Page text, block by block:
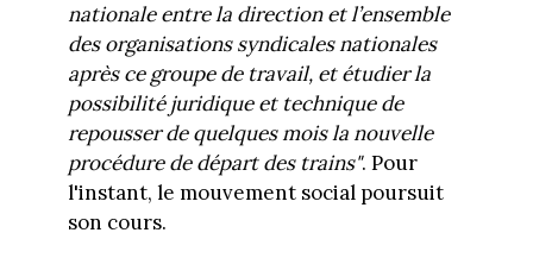
nationale entre la direction et l’ensemble
des organisations syndicales nationales
après ce groupe de travail, et étudier la
possibilité juridique et technique de
repousser de quelques mois la nouvelle
procédure de départ des trains". Pour
l'instant, le mouvement social poursuit
son cours.